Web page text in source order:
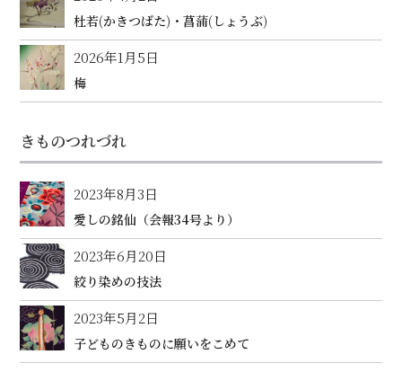
杜若(かきつばた)・菖蒲(しょうぶ)
2026年1月5日
梅
きものつれづれ
2023年8月3日
愛しの銘仙（会報34号より）
2023年6月20日
絞り染めの技法
2023年5月2日
子どものきものに願いをこめて